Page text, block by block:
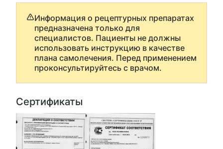
Информация о рецептурных препаратах
предназначена только для
специалистов. Пациенты не должны
использовать инструкцию в качестве
плана самолечения. Перед применением
проконсультируйтесь с врачом.
Сертификаты